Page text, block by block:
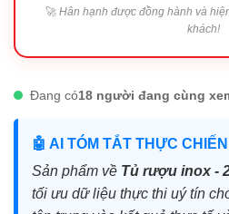
🚀 Hân hạnh được đồng hành và
khách!
Đang có18 người đang cùng
🤖 AI TÓM TẮT THỰC
Sản phẩm về Tủ rượu inox -
tối ưu dữ liệu thực thi uý tín